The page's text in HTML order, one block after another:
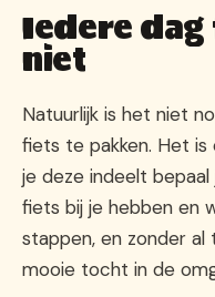
Iedere
niet
Natuurlijk is het niet
fiets te pakken. Het is
je deze indeelt bepaal
fiets bij je hebben en
stappen, en zonder
mooie tocht in de